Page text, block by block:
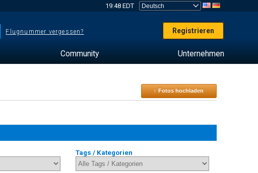
19:48 EDT
Flugnummer vergessen? Registrieren
Community Unternehmen
↑ Fotos hochladen
Tags / Kategorien